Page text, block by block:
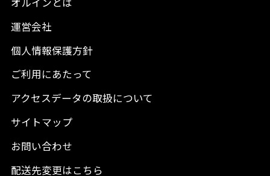
オルインとは
運営会社
個人情報保護方針
ご利用にあたって
アクセスデータの取扱について
サイトマップ
お問い合わせ
配送先変更はこちら